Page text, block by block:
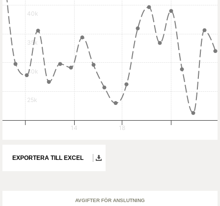
25k
30k
35k
40k
14 18
EXPORTERA TILL EXCEL
AVGIFTER FÖR ANSLUTNING